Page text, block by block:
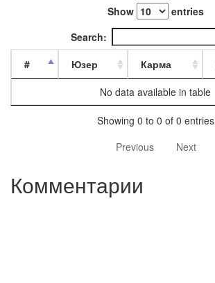
Show
entries
Search:
#
Юзер Карма
No data available in table
Showing 0 to 0 of 0 entries
Previous
Next
Комментарии